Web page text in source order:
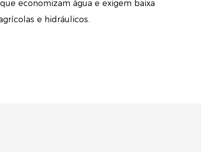
economizam água e exigem baixa
e hidráulicos.